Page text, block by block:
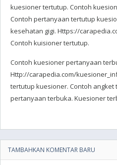
kuesioner tertutup. Contoh
Contoh pertanyaan tertutup
kesehatan gigi. Https://
Contoh kuisioner tertutup.
Contoh kuesioner pertanyaan
Http://carapedia.com/
tertutup kuesioner. Contoh angket
pertanyaan terbuka. Kuesioner
TAMBAHKAN KOMENTAR BARU